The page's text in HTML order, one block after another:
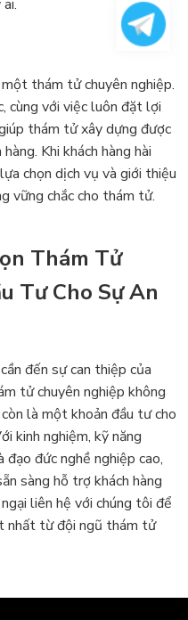
thám tử chuyên nghiệp.
cùng với việc luôn đặt lợi
thám tử xây dựng được
Khi khách hàng hài
chọn dịch vụ và giới thiệu
vững chắc cho thám tử.
Thám Tử
Tư Cho Sự An
đến sự can thiệp của
tử chuyên nghiệp không
là một khoản đầu tư cho
kinh nghiệm, kỹ năng
đạo đức nghề nghiệp cao,
sàng hỗ trợ khách hàng
liên hệ với chúng tôi để
nhất từ đội ngũ thám tử